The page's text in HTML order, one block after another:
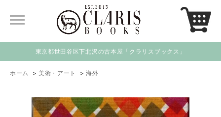
東京都世田谷区下北沢の古本屋「クラリスブックス」
ホーム > 美術・アート > 海外